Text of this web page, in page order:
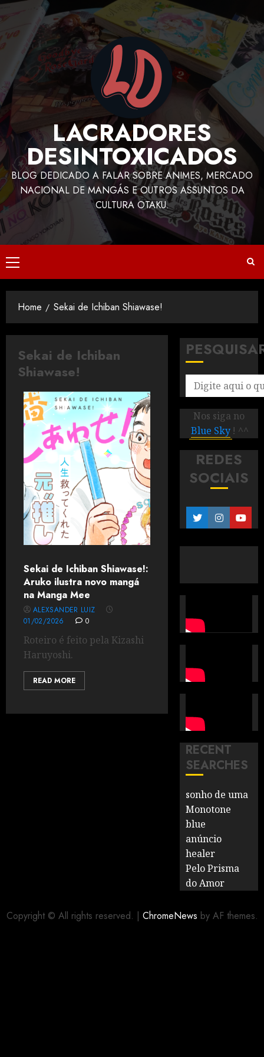
LACRADORES
DESINTOXICADOS
BLOG DEDICADO A FALAR SOBRE ANIMES, MERCADO
NACIONAL DE MANGÁS E OUTROS ASSUNTOS DA
CULTURA OTAKU.
Home Sekai de Ichiban Shiawase!
Sekai de Ichiban
Shiawase!
Sekai de Ichiban Shiawase!:
Aruko ilustra novo mangá
na Manga Mee
ALEXSANDER LUIZ
01/02/2026
0
Roteiro é feito pela Kizashi
Haruyoshi.
READ MORE
Nos siga no
Blue Sky ! ^^
REDES
SOCIAIS
RECENT
SEARCHES
sonho de uma
Monotone
blue
anúncio
healer
Pelo Prisma
do Amor
Copyright © All rights reserved. | ChromeNews by AF themes.